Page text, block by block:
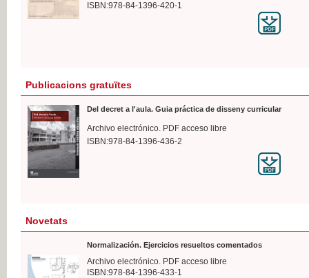
ISBN:978-84-1396-420-1
Publicacions gratuïtes
Del decret a l'aula. Guia práctica de disseny curricular
Archivo electrónico. PDF acceso libre
ISBN:978-84-1396-436-2
Novetats
Normalización. Ejercicios resueltos comentados
Archivo electrónico. PDF acceso libre
ISBN:978-84-1396-433-1